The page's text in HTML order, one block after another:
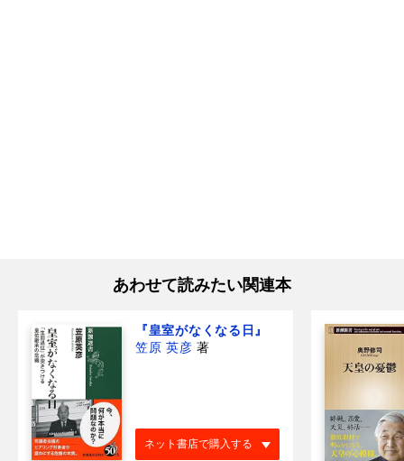
あわせて読みたい関連本
『皇室がなくなる日』
笠原 英彦 著
ネット書店で購入する